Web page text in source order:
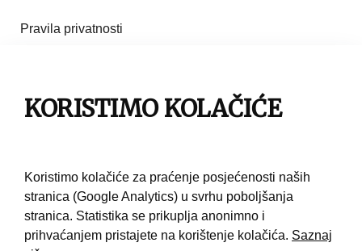
Pravila privatnosti
Pravila korištenja
KORISTIMO KOLAČIĆE
Koristimo kolačiće za praćenje posjećenosti naših
stranica (Google Analytics) u svrhu poboljšanja
stranica. Statistika se prikuplja anonimno i
prihvaćanjem pristajete na korištenje kolačića. Saznaj